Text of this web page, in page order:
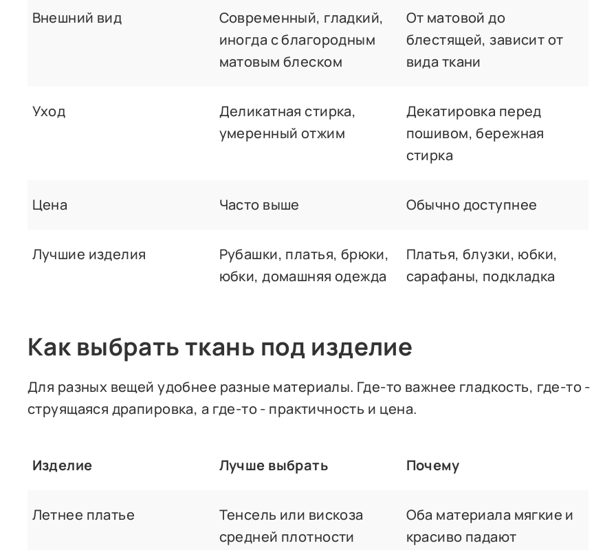
Внешний вид
Современный, гладкий,
иногда с благородным
матовым блеском
От матовой до
блестящей, зависит от
вида ткани
Уход
Деликатная стирка,
умеренный отжим
Декатировка перед
пошивом, бережная
стирка
Цена Часто выше Обычно доступнее
Лучшие изделия
Рубашки, платья, брюки,
юбки, домашняя одежда
Платья, блузки, юбки,
сарафаны, подкладка
Как выбрать ткань под изделие
Для разных вещей удобнее разные материалы. Где-то важнее гладкость, где-то -
струящаяся драпировка, а где-то - практичность и цена.
Изделие Лучше выбрать Почему
Летнее платье
Тенсель или вискоза
средней плотности
Оба материала мягкие и
красиво падают